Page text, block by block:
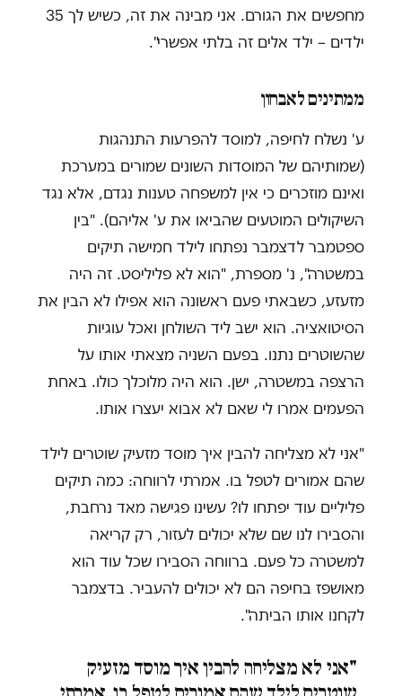
מחפשים את הגורם. אני מבינה את זה, כשיש לך 35
ילדים – ילד אלים זה בלתי אפשרי".
ממתינים לאבחון
ע' נשלח לחיפה, למוסד להפרעות התנהגות
(שמותיהם של המוסדות השונים שמורים במערכת
ואינם מוזכרים כי אין למשפחה טענות נגדם, אלא נגד
השיקולים המוטעים שהביאו את ע' אליהם). "בין
ספטמבר לדצמבר נפתחו לילד חמישה תיקים
במשטרה", נ' מספרת, "הוא לא פליליסט. זה היה
מזעזע, כשבאתי פעם ראשונה הוא אפילו לא הבין את
הסיטואציה. הוא ישב ליד השולחן ואכל עוגיות
שהשוטרים נתנו. בפעם השניה מצאתי אותו על
הרצפה במשטרה, ישן. הוא היה מלוכלך כולו. באחת
הפעמים אמרו לי שאם לא אבוא יעצרו אותו.
"אני לא מצליחה להבין איך מוסד מזעיק שוטרים לילד
שהם אמורים לטפל בו. אמרתי לרווחה: כמה תיקים
פליליים עוד יפתחו לו? עשינו פגישה מאד נרחבת,
והסבירו לנו שם שלא יכולים לעזור, רק קריאה
למשטרה כל פעם. ברווחה הסבירו שכל עוד הוא
מאושפז בחיפה הם לא יכולים להעביר. בדצמבר
לקחנו אותו הביתה".
"אני לא מצליחה להבין איך מוסד מזעיק